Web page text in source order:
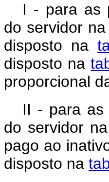
I - para as
do servidor
disposto na
disposto na
proporcional
II - para as
do servidor
pago ao
disposto na